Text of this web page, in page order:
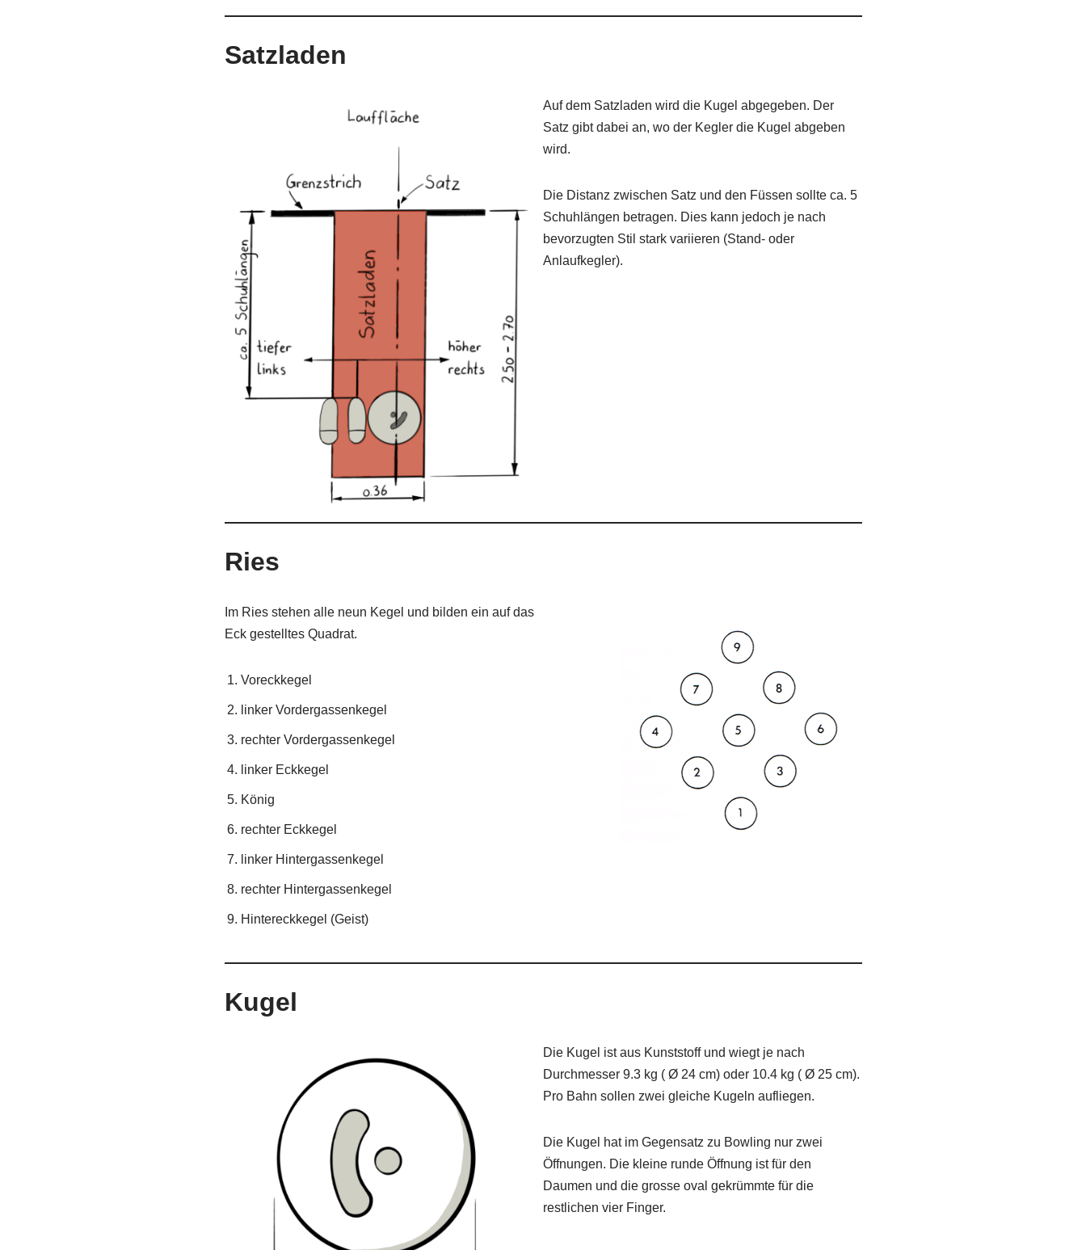
Satzladen
Auf dem Satzladen wird die Kugel abgegeben. Der
Satz gibt dabei an, wo der Kegler die Kugel abgeben
wird.
Die Distanz zwischen Satz und den Füssen sollte ca. 5
Schuhlängen betragen. Dies kann jedoch je nach
bevorzugten Stil stark variieren (Stand- oder
Anlaufkegler).
Ries
Im Ries stehen alle neun Kegel und bilden ein auf das
Eck gestelltes Quadrat.
Voreckkegel
linker Vordergassenkegel
rechter Vordergassenkegel
linker Eckkegel
König
rechter Eckkegel
linker Hintergassenkegel
rechter Hintergassenkegel
Hintereckkegel (Geist)
Kugel
Die Kugel ist aus Kunststoff und wiegt je nach
Durchmesser 9.3 kg ( Ø 24 cm) oder 10.4 kg ( Ø 25 cm).
Pro Bahn sollen zwei gleiche Kugeln aufliegen.
Die Kugel hat im Gegensatz zu Bowling nur zwei
Öffnungen. Die kleine runde Öffnung ist für den
Daumen und die grosse oval gekrümmte für die
restlichen vier Finger.